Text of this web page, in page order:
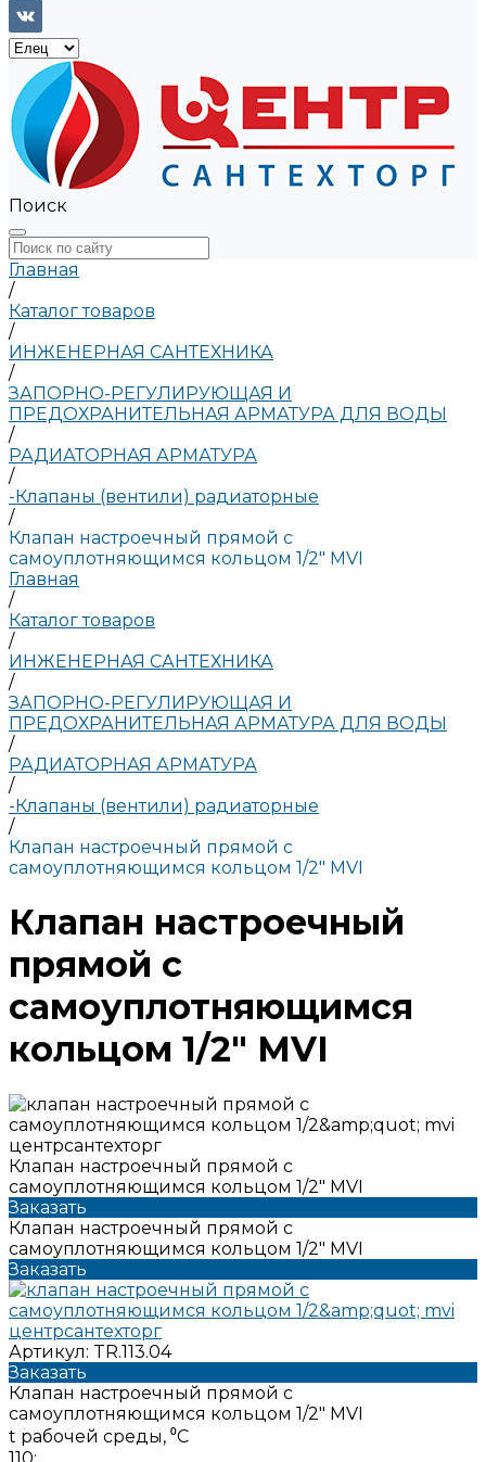
Поиск
Главная
/
Каталог товаров
/
ИНЖЕНЕРНАЯ САНТЕХНИКА
/
ЗАПОРНО-РЕГУЛИРУЮЩАЯ И
ПРЕДОХРАНИТЕЛЬНАЯ АРМАТУРА ДЛЯ ВОДЫ
/
РАДИАТОРНАЯ АРМАТУРА
/
-Клапаны (вентили) радиаторные
/
Клапан настроечный прямой с
самоуплотняющимся кольцом 1/2" MVI
Главная
/
Каталог товаров
/
ИНЖЕНЕРНАЯ САНТЕХНИКА
/
ЗАПОРНО-РЕГУЛИРУЮЩАЯ И
ПРЕДОХРАНИТЕЛЬНАЯ АРМАТУРА ДЛЯ ВОДЫ
/
РАДИАТОРНАЯ АРМАТУРА
/
-Клапаны (вентили) радиаторные
/
Клапан настроечный прямой с
самоуплотняющимся кольцом 1/2" MVI
Клапан настроечный
прямой с
самоуплотняющимся
кольцом 1/2" MVI
Клапан настроечный прямой с
самоуплотняющимся кольцом 1/2" MVI
Заказать
Клапан настроечный прямой с
самоуплотняющимся кольцом 1/2" MVI
Заказать
Артикул: TR.113.04
Заказать
Клапан настроечный прямой с
самоуплотняющимся кольцом 1/2" MVI
t рабочей среды, ⁰С